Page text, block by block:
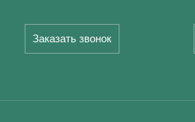
Заказать звонок